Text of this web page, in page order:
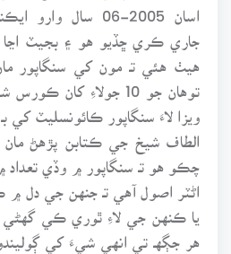
اسان 2005-06 سال
جاري ڪري ڇڏيو هو ۽ بجيٽ
هيٺ هئي تـ مون کي سنگاپور
توهان جو 10 جولاءِ کان
ويزا لاءَ سنگاپور ڪائونسليٽ کي
الطاف شيخ جي ڪتابن پڙهڻ مان
چڪو هو تـ سنگاپور ۾ وڏي
اڻٽر اصول آهي تـ جنهن جي دل ۾
يا ڪنهن جي لاءِ ٿوري ڪي گهڻي
هر جڳهـ تي انهي شيءَ کي